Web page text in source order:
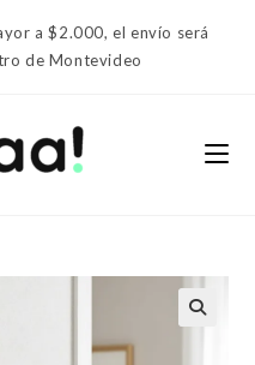
a $2.000, el envío será
de Montevideo